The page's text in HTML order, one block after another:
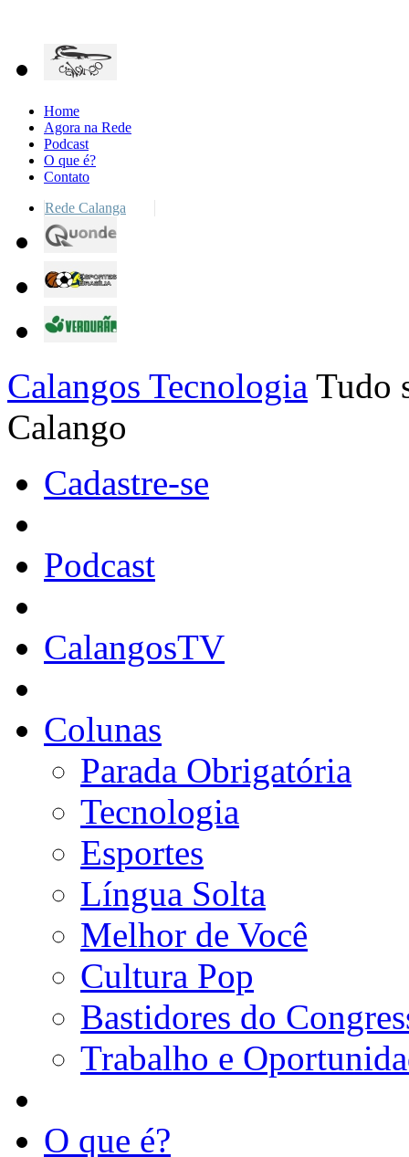
Home
Agora na Rede
Podcast
O que é?
Contato
Rede Calanga
Calangos Tecnologia Tudo
Calango
Cadastre-se
Podcast
CalangosTV
Colunas
Parada Obrigatória
Tecnologia
Esportes
Língua Solta
Melhor de Você
Cultura Pop
Bastidores do
Trabalho e
O que é?